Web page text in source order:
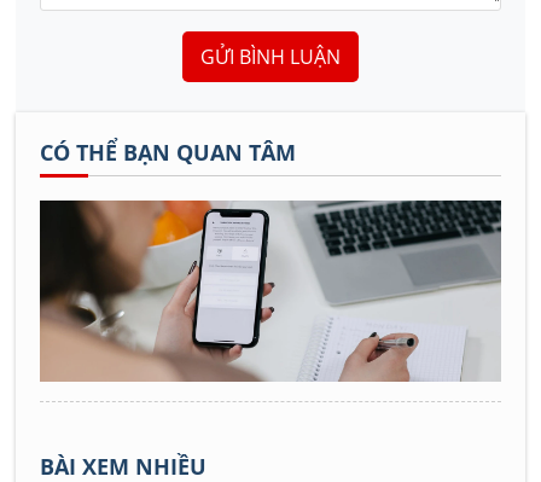
GỬI BÌNH LUẬN
CÓ THỂ BẠN QUAN TÂM
BÀI XEM NHIỀU